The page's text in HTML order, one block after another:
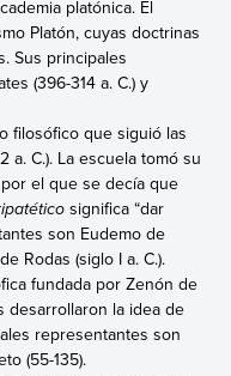
platónica. El
Platón, cuyas doctrinas
Sus principales
(396-314 a. C.) y
filosófico que siguió las
a. C.). La escuela tomó su
el que se decía que
significa “dar
son Eudemo de
Rodas (siglo I a. C.).
fundada por Zenón de
desarrollaron la idea de
representantes son
(55-135).